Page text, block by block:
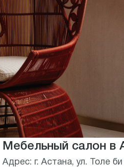
Мебельный салон в
Адрес: г. Астана, ул. Толе